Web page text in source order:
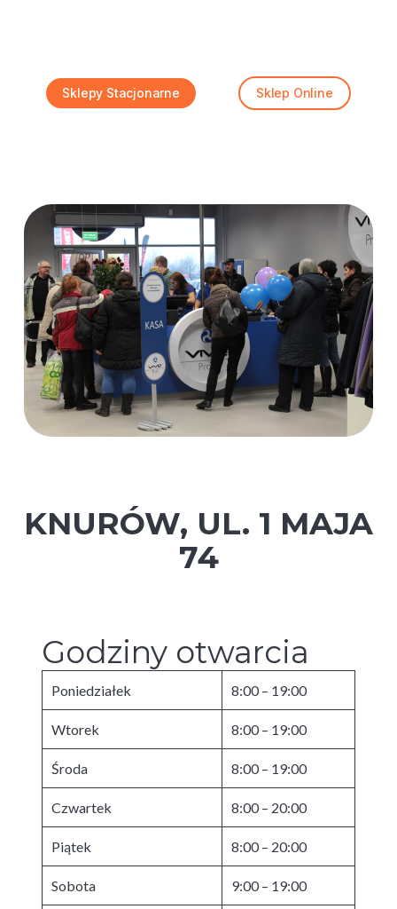
Sklepy Stacjonarne Sklep Online
KNURÓW, UL. 1 MAJA
74
Godziny otwarcia
Poniedziałek 8:00 – 19:00
Wtorek 8:00 – 19:00
Środa 8:00 – 19:00
Czwartek 8:00 – 20:00
Piątek 8:00 – 20:00
Sobota 9:00 – 19:00